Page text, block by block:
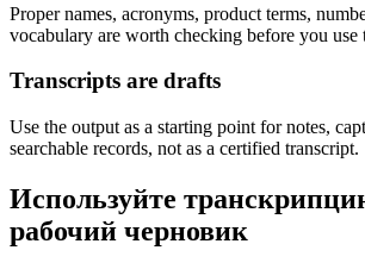
Proper names, acronyms, product terms,
vocabulary are worth checking before you use
Transcripts are drafts
Use the output as a starting point for notes,
searchable records, not as a certified transcript.
Используйте
рабочий черновик